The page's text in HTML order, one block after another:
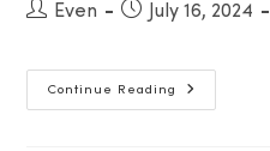
PostEven
PostJuly 16, 2024
Continue Reading
GUNNAR
ANTONSEN